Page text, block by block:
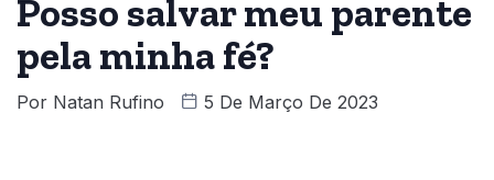
Posso salvar meu parente
pela minha fé?
Por Natan Rufino 5 De Março De 2023